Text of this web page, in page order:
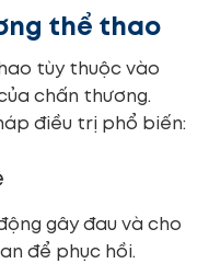
thể thao
tùy thuộc vào
chấn thương.
điều trị phổ biến:
gây đau và cho
để phục hồi.